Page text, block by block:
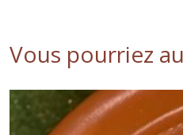
Vous pourriez